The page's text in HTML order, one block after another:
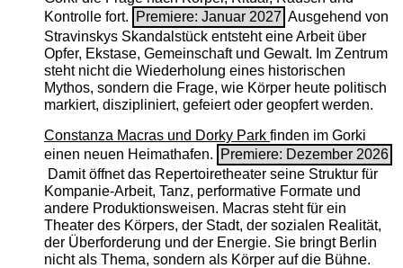
Kontrolle fort.
Premiere: Januar 2027 Ausgehend von
Stravinskys Skandalstück entsteht eine Arbeit über
Opfer, Ekstase, Gemeinschaft und Gewalt. Im Zentrum
steht nicht die Wiederholung eines historischen
Mythos, sondern die Frage, wie Körper heute politisch
markiert, diszipliniert, gefeiert oder geopfert werden.
Constanza Macras und Dorky Park finden im Gorki
einen neuen Heimathafen.
Premiere: Dezember 2026
Damit öffnet das Repertoiretheater seine Struktur für
Kompanie-Arbeit, Tanz, performative Formate und
andere Produktionsweisen. Macras steht für ein
Theater des Körpers, der Stadt, der sozialen Realität,
der Überforderung und der Energie. Sie bringt Berlin
nicht als Thema, sondern als Körper auf die Bühne.